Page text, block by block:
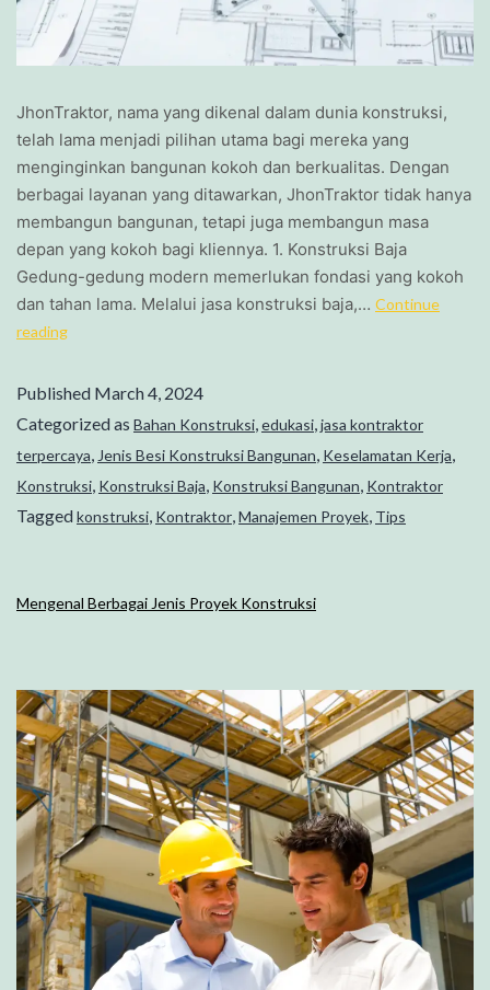
JhonTraktor, nama yang dikenal dalam dunia konstruksi,
telah lama menjadi pilihan utama bagi mereka yang
menginginkan bangunan kokoh dan berkualitas. Dengan
berbagai layanan yang ditawarkan, JhonTraktor tidak hanya
membangun bangunan, tetapi juga membangun masa
depan yang kokoh bagi kliennya. 1. Konstruksi Baja
Gedung-gedung modern memerlukan fondasi yang kokoh
dan tahan lama. Melalui jasa konstruksi baja,… Continue
reading
Published March 4, 2024
Categorized as Bahan Konstruksi edukasi jasa kontraktor
terpercaya Jenis Besi Konstruksi Bangunan Keselamatan Kerja
Konstruksi Konstruksi Baja Konstruksi Bangunan Kontraktor
Taggedkonstruksi Kontraktor Manajemen Proyek Tips
Mengenal Berbagai Jenis Proyek Konstruksi